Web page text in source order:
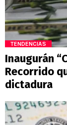
TENDENCIAS
Inaugurán
Recorrido
dictadura